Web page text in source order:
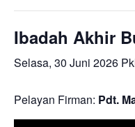
Ibadah Akhir
Selasa, 30 Juni 2026
Pelayan Firman: Pdt.